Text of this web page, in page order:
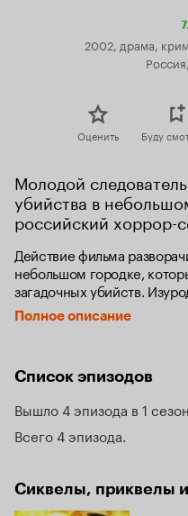
2002, драма,
Оценить Буду
Молодой
убийства в
российский хоррор-
Действие фильма
небольшом городке,
загадочных убийств.
горлом и кровавые следы
жителей в панику.
которая сложилась среди
Полное описание
Список эпизодов
Вышло 4 эпизода в 1
Всего 4 эпизода
Сиквелы, приквелы